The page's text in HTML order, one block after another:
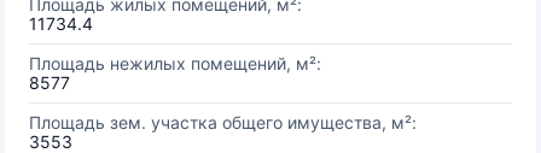
Площадь жилых помещений, м²:
11734.4
Площадь нежилых помещений, м²:
8577
Площадь зем. участка общего имущества, м²:
3553